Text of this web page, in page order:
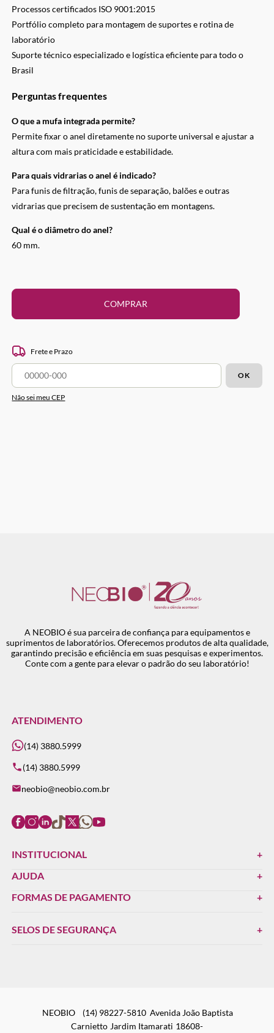
Processos certificados ISO 9001:2015
Portfólio completo para montagem de suportes e rotina de
laboratório
Suporte técnico especializado e logística eficiente para todo o
Brasil
Perguntas frequentes
O que a mufa integrada permite?
Permite fixar o anel diretamente no suporte universal e ajustar a
altura com mais praticidade e estabilidade.
Para quais vidrarias o anel é indicado?
Para funis de filtração, funis de separação, balões e outras
vidrarias que precisem de sustentação em montagens.
Qual é o diâmetro do anel?
60 mm.
COMPRAR
Frete e Prazo
OK
Não sei meu CEP
A NEOBIO é sua parceira de confiança para equipamentos e
suprimentos de laboratórios. Oferecemos produtos de alta qualidade,
garantindo precisão e eficiência em suas pesquisas e experimentos.
Conte com a gente para elevar o padrão do seu laboratório!
ATENDIMENTO
(14) 3880.5999
(14) 3880.5999
neobio@neobio.com.br
INSTITUCIONAL
AJUDA
FORMAS DE PAGAMENTO
SELOS DE SEGURANÇA
NEOBIO (14) 98227-5810 Avenida João Baptista
Carnietto Jardim Itamarati 18608-